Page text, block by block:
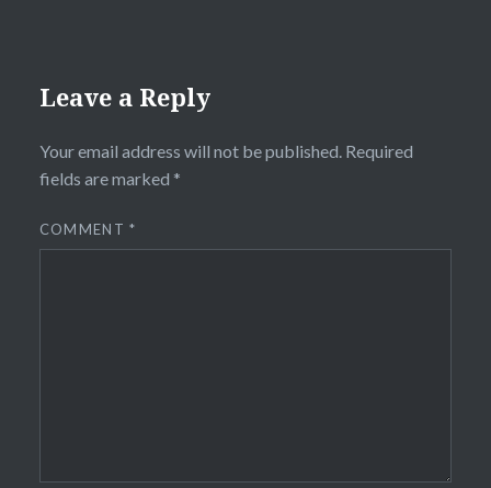
Leave a Reply
Your email address will not be published. Required
fields are marked *
COMMENT*